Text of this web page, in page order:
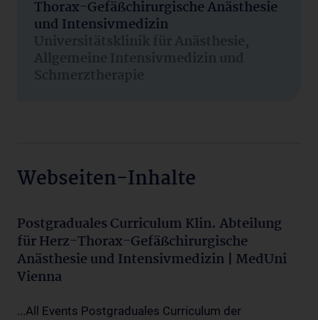
Thorax-Gefäßchirurgische Anästhesie
und Intensivmedizin
Universitätsklinik für Anästhesie,
Allgemeine Intensivmedizin und
Schmerztherapie
Webseiten-Inhalte
Postgraduales Curriculum Klin. Abteilung
für Herz-Thorax-Gefäßchirurgische
Anästhesie und Intensivmedizin | MedUni
Vienna
...All Events Postgraduales Curriculum der